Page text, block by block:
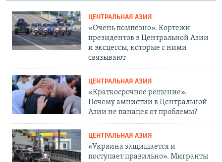
ЦЕНТРАЛЬНАЯ АЗИЯ
«Очень помпезно». Кортежи
президентов в Центральной Азии
и эксцессы, которые с ними
связывают
ЦЕНТРАЛЬНАЯ АЗИЯ
«Краткосрочное решение».
Почему амнистии в Центральной
Азии не панацея от проблемы?
ЦЕНТРАЛЬНАЯ АЗИЯ
«Украина защищается и
поступает правильно». Мигранты